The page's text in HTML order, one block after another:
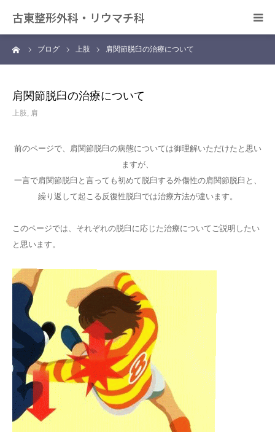
古東整形外科・リウマチ科
ブログ 上肢 肩関節脱臼の治療について
肩関節脱臼の治療について
上肢, 肩
前のページで、肩関節脱臼の病態については御理解いただけたと思い
ますが、
一言で肩関節脱臼と言っても初めて脱臼する外傷性の肩関節脱臼と、
繰り返して起こる反復性脱臼では治療方法が違います。
このページでは、それぞれの脱臼に応じた治療についてご説明したい
と思います。
日帰り手術について